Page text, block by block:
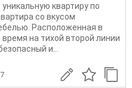
квартиру по
со вкусом
Расположенная в
на тихой второй линии
и...